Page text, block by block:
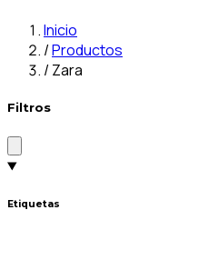
Inicio
/Productos
/Zara
Filtros
Etiquetas